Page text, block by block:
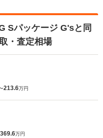
Sパッケージ G'sと同
・査定相場
213.6万円
369.6万円